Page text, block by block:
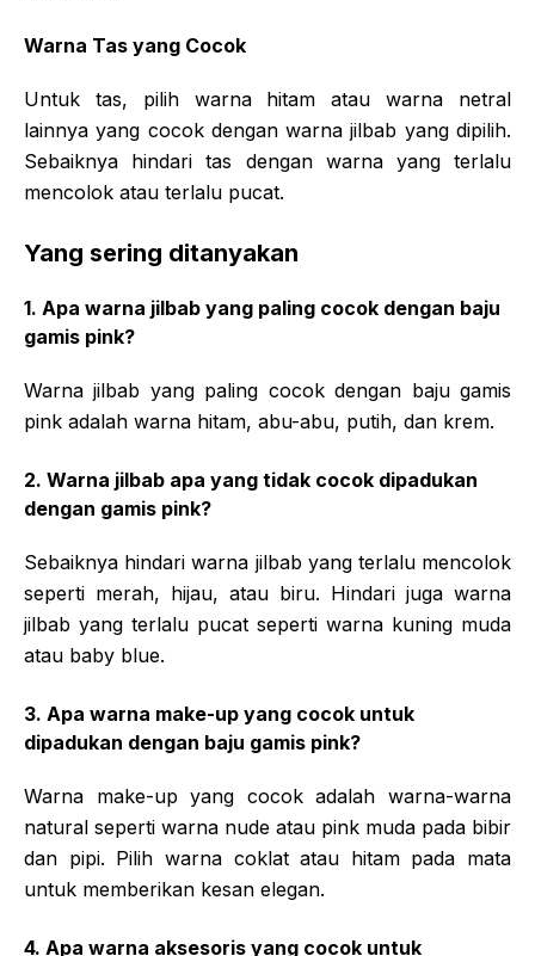
Warna Tas yang Cocok
Untuk tas, pilih warna hitam atau warna netral
lainnya yang cocok dengan warna jilbab yang dipilih.
Sebaiknya hindari tas dengan warna yang terlalu
mencolok atau terlalu pucat.
Yang sering ditanyakan
1. Apa warna jilbab yang paling cocok dengan baju
gamis pink?
Warna jilbab yang paling cocok dengan baju gamis
pink adalah warna hitam, abu-abu, putih, dan krem.
2. Warna jilbab apa yang tidak cocok dipadukan
dengan gamis pink?
Sebaiknya hindari warna jilbab yang terlalu mencolok
seperti merah, hijau, atau biru. Hindari juga warna
jilbab yang terlalu pucat seperti warna kuning muda
atau baby blue.
3. Apa warna make-up yang cocok untuk
dipadukan dengan baju gamis pink?
Warna make-up yang cocok adalah warna-warna
natural seperti warna nude atau pink muda pada bibir
dan pipi. Pilih warna coklat atau hitam pada mata
untuk memberikan kesan elegan.
4. Apa warna aksesoris yang cocok untuk